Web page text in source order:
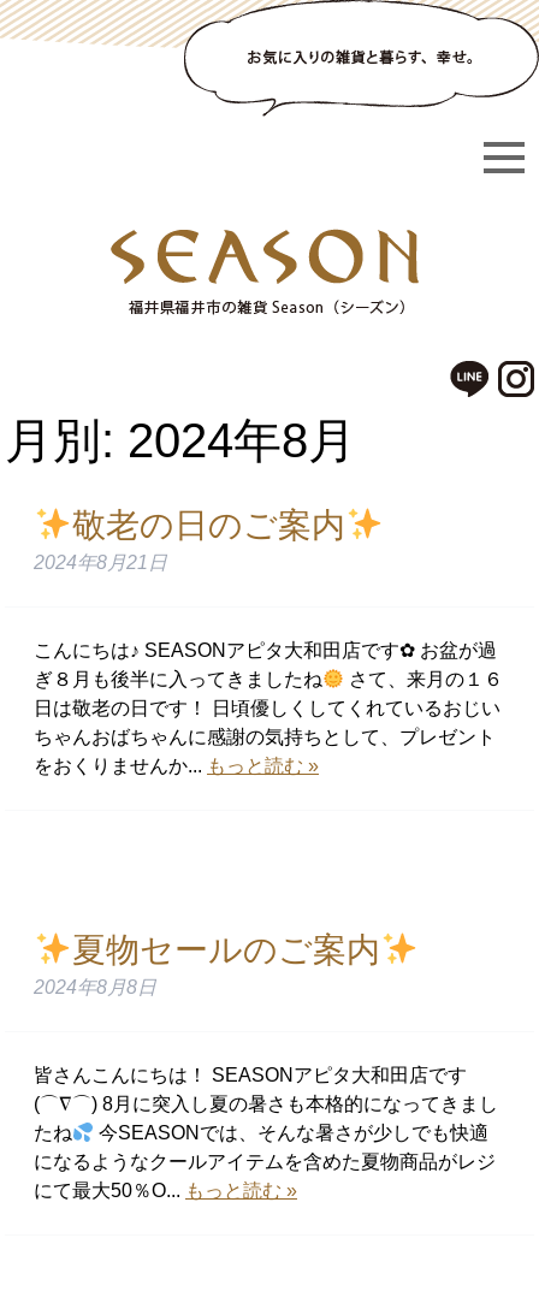
月別: 2024年8月
敬老の日のご案内
2024年8月21日
こんにちは♪ SEASONアピタ大和田店です✿ お盆が過
ぎ８月も後半に入ってきましたね
さて、来月の１６
日は敬老の日です！ 日頃優しくしてくれているおじい
ちゃんおばちゃんに感謝の気持ちとして、プレゼント
をおくりませんか... もっと読む »
夏物セールのご案内
2024年8月8日
皆さんこんにちは！ SEASONアピタ大和田店です
(⌒∇⌒) 8月に突入し夏の暑さも本格的になってきまし
たね
今SEASONでは、そんな暑さが少しでも快適
になるようなクールアイテムを含めた夏物商品がレジ
にて最大50％O... もっと読む »